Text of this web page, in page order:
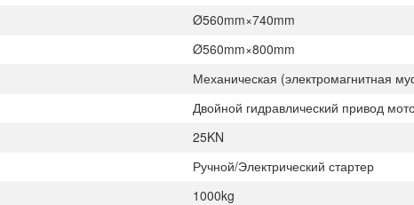
Ø560mm×740mm
Ø560mm×800mm
Механическая (электромагнитная
Двойной гидравлический привод
25KN
Ручной/Электрический стартер
1000kg